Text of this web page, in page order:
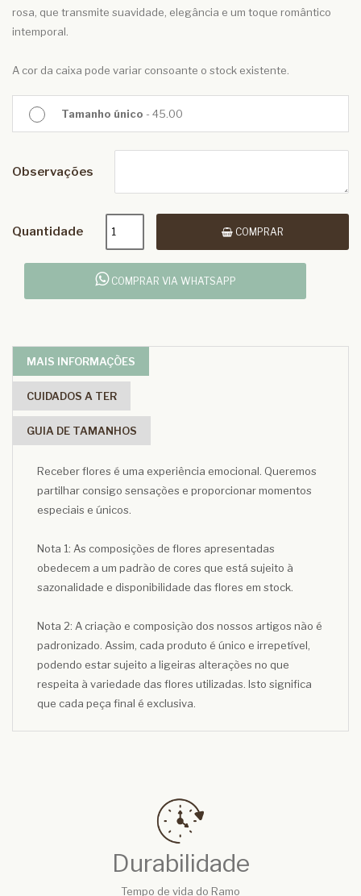
rosa, que transmite suavidade, elegância e um toque romântico
intemporal.
A cor da caixa pode variar consoante o stock existente.
Tamanho único - 45.00
Observações
Quantidade COMPRAR
COMPRAR VIA WHATSAPP
MAIS INFORMAÇÕES
CUIDADOS A TER
GUIA DE TAMANHOS
Receber flores é uma experiência emocional. Queremos
partilhar consigo sensações e proporcionar momentos
especiais e únicos.
Nota 1: As composições de flores apresentadas
obedecem a um padrão de cores que está sujeito à
sazonalidade e disponibilidade das flores em stock.
Nota 2: A criação e composição dos nossos artigos não é
padronizado. Assim, cada produto é único e irrepetível,
podendo estar sujeito a ligeiras alterações no que
respeita à variedade das flores utilizadas. Isto significa
que cada peça final é exclusiva.
Durabilidade
Tempo de vida do Ramo